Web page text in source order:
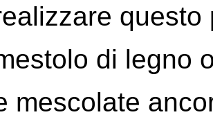
di legno
mescolate